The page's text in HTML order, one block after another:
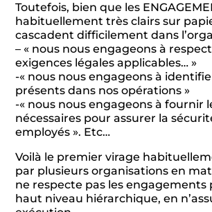
Toutefois, bien que les
habituellement très clairs sur
cascadent difficilement dans
– « nous nous engageons à
exigences légales applicables… »
-« nous nous engageons à
présents dans nos opérations »
-« nous nous engageons à fournir
nécessaires pour assurer la
employés ». Etc…
Voilà le premier virage
par plusieurs organisations en
ne respecte pas les engagements
haut niveau hiérarchique, en